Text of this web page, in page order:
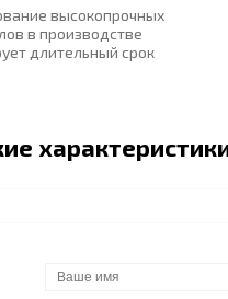
высокопрочных
в производстве
длительный срок